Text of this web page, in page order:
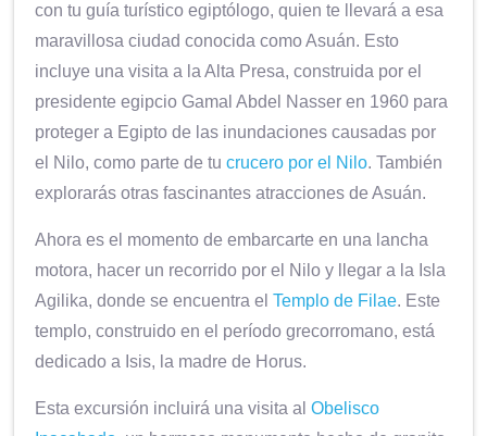
con tu guía turístico egiptólogo, quien te llevará a esa
maravillosa ciudad conocida como Asuán. Esto
incluye una visita a la Alta Presa, construida por el
presidente egipcio Gamal Abdel Nasser en 1960 para
proteger a Egipto de las inundaciones causadas por
el Nilo, como parte de tucrucero por el Nilo. También
explorarás otras fascinantes atracciones de Asuán.
Ahora es el momento de embarcarte en una lancha
motora, hacer un recorrido por el Nilo y llegar a la Isla
Agilika, donde se encuentra elTemplo de Filae. Este
templo, construido en el período grecorromano, está
dedicado a Isis, la madre de Horus.
Esta excursión incluirá una visita alObelisco